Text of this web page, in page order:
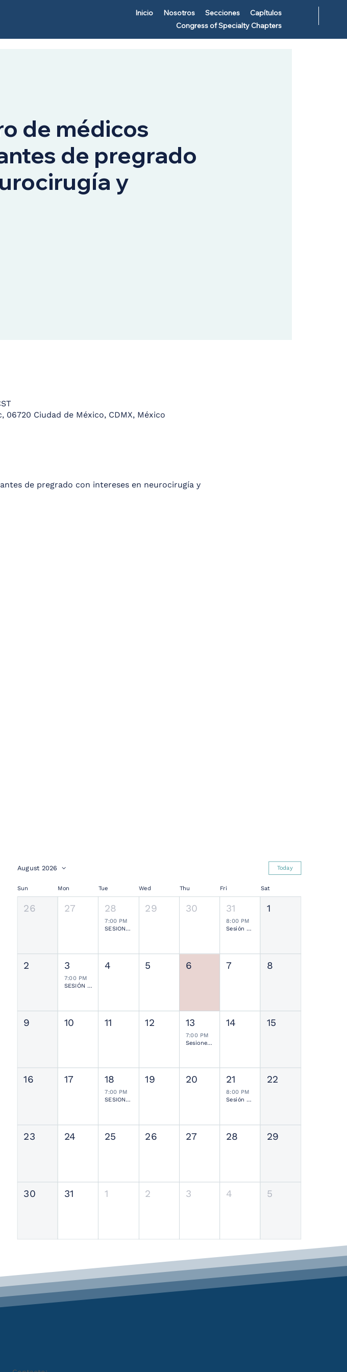
Inicio Nosotros Secciones
Capítulos
Congress of Specialty Chapters
August 2026 Today
Sun Mon Tue Wed Thu Fri Sat
26 27 28
7:00 PM
SESIONES MENSUALES NEUROCIRUGÍA PEDIÁTRICA MEXICANA
29 30 31
8:00 PM
Sesión Ordinaria SMCN
1
2 3
7:00 PM
SESIÓN JOURNAL CLUB
4 5 6 7 8
9 10 11 12 13
7:00 PM
Sesiones de Residentes Mensual
14 15
16 17 18
7:00 PM
SESIONES MENSUALES NEUROCIRUGÍA PEDIÁTRICA MEXICANA
19 20 21
8:00 PM
Sesión Ordinaria SMCN
22
23 24 25 26 27 28 29
30 31 1 2 3 4 5
de médicos
de pregrado
y
06720 Ciudad de México, CDMX, México
de pregrado con intereses en neurocirugía y